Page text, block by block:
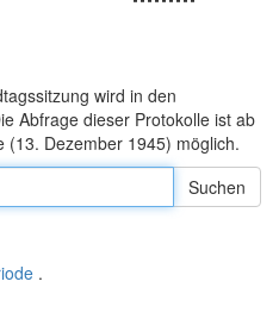
wird in den
Abfrage dieser Protokolle ist ab
(13. Dezember 1945) möglich.
.